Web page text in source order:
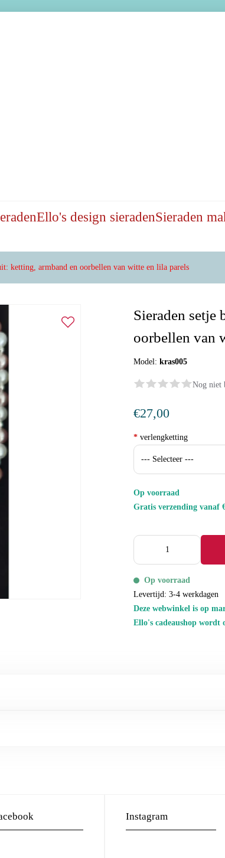
Ello's design sieradenSieraden
ketting, armband en oorbellen van witte en lila parels
Sieraden setje
oorbellen van
Model:kras005
Nog niet
€27,00
* verlengketting
Op voorraad
Gratis verzending vanaf
Op voorraad
Levertijd: 3-4 werkdagen
Deze webwinkel is op
Ello's cadeaushop wordt
Instagram